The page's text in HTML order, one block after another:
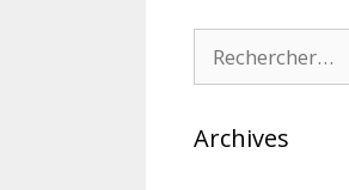
Archives